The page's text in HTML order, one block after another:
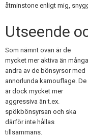
åtminstone enligt mig,
Utseende
Som nämnt ovan är de
mycket mer aktiva än många
andra av de bönsyrsor med
annorlunda kamouflage. De
är dock mycket mer
aggressiva än t.ex.
spökbönsyrsan och ska
därför inte hållas
tillsammans.